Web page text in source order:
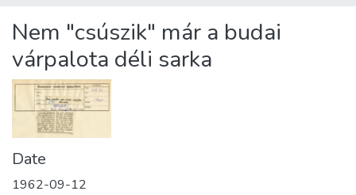
About us
Nem "csúszik" már a budai
várpalota déli sarka
Date
1962-09-12